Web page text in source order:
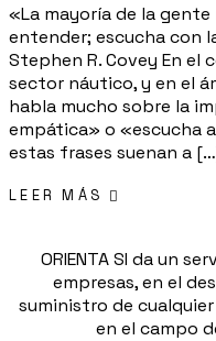
«La mayoría de la
entender; escucha con
Stephen R. Covey En
sector náutico, y en el
habla mucho sobre la
empática» o «escucha
estas frases suenan a
LEER MÁS
ORIENTA SI da un
empresas, en el
suministro de
en el campo